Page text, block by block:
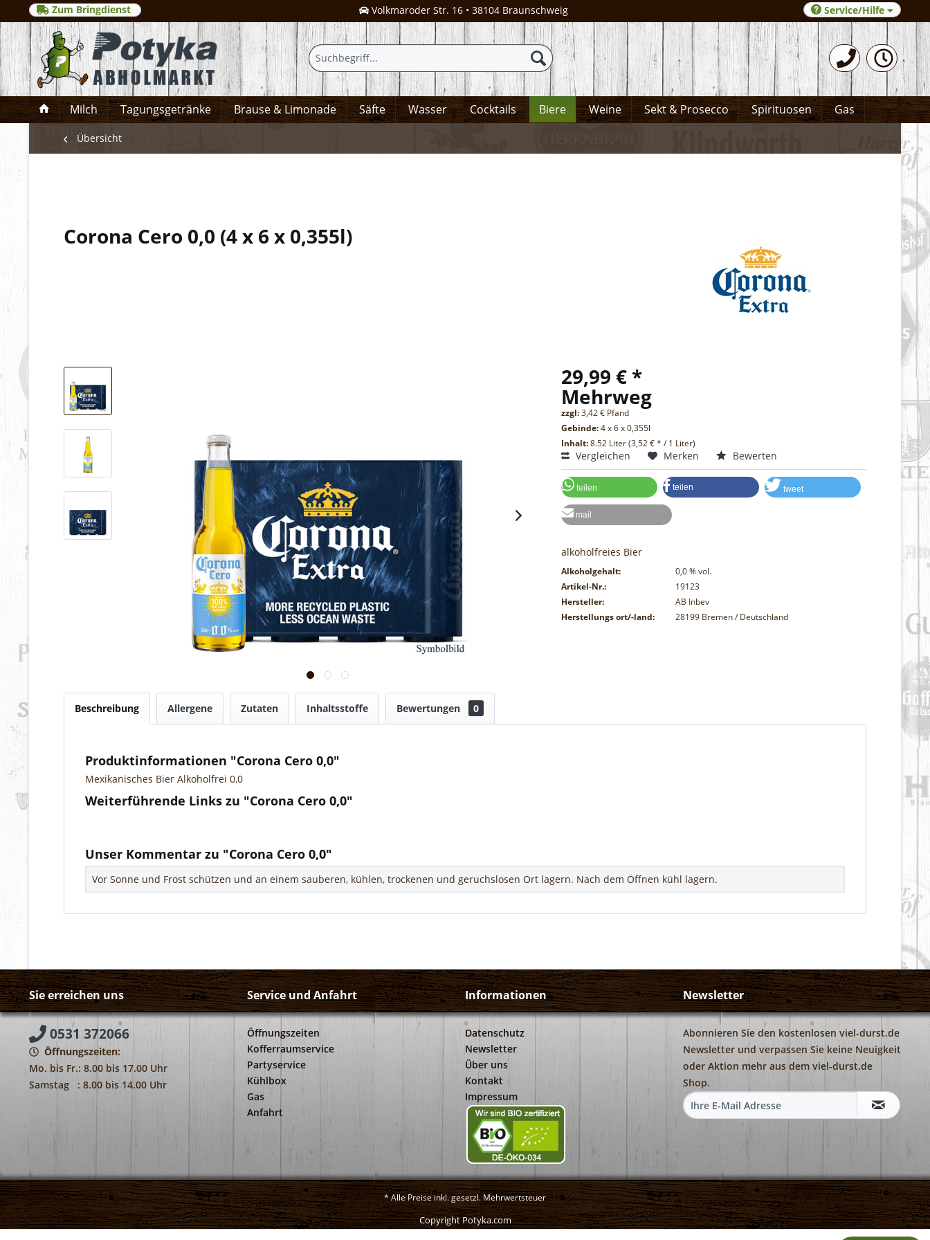
Zum Bringdienst Volkmaroder Str. 16 • 38104 Braunschweig 0531-372066
Service/Hilfe
Milch Tagungsgetränke Brause & Limonade Säfte Wasser Cocktails Biere Weine Sekt & Prosecco Spirituosen Gas
Übersicht
Corona Cero 0,0 (4 x 6 x 0,355l)
29,99 € *
Mehrweg
zzgl:3,42 € Pfand
Gebinde:4 x 6 x 0,355l
Inhalt:8.52 Liter (3,52 € * / 1 Liter)
Vergleichen Merken Bewerten
teilen teilen tweet
mail
alkoholfreies Bier
Alkoholgehalt: 0,0% vol.
Artikel-Nr.:
19123
Hersteller:
AB Inbev
Herstellungs ort/-land:
28199 Bremen / Deutschland
Beschreibung Allergene Zutaten Inhaltsstoffe Bewertungen 0
Produktinformationen "Corona Cero 0,0"
Mexikanisches Bier Alkoholfrei 0,0
Weiterführende Links zu "Corona Cero 0,0"
Unser Kommentar zu "Corona Cero 0,0"
Vor Sonne und Frost schützen und an einem sauberen, kühlen, trockenen und geruchslosen Ort lagern. Nach dem Öffnen kühl lagern.
Sie erreichen uns
0531 372066
Öffnungszeiten:
Mo. bis Fr.: 8.00 bis 17.00 Uhr
Samstag : 8.00 bis 14.00 Uhr
Service und Anfahrt
Öffnungszeiten
Kofferraumservice
Partyservice
Kühlbox
Gas
Anfahrt
Informationen
Datenschutz
Newsletter
Über uns
Kontakt
Impressum
Newsletter
Abonnieren Sie den kostenlosen viel-durst.de
Newsletter und verpassen Sie keine Neuigkeit
oder Aktion mehr aus dem viel-durst.de
Shop.
* Alle Preise inkl. gesetzl. Mehrwertsteuer
Copyright Potyka.com